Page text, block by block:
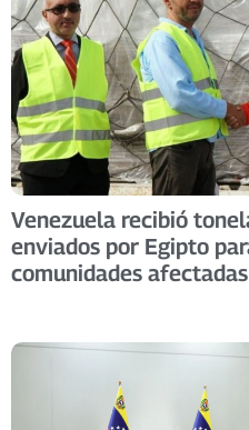
Venezuela recibió
enviados por Egipto
comunidades afectadas